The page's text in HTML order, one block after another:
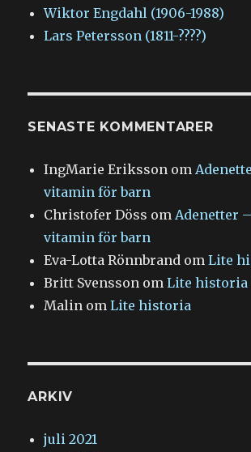
Wiktor Engdahl (1906-1988)
Lars Petersson (1811-????)
SENASTE KOMMENTARER
IngMarie Eriksson om
vitamin för barn
Christofer Döss om Adenetter
vitamin för barn
Eva-Lotta Rönnbrand omLite
Britt Svensson omLite historia
Malin omLite historia
ARKIV
juli 2021